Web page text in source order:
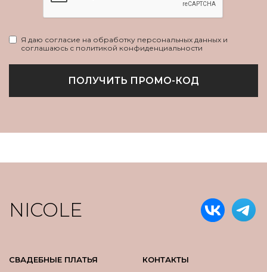
Я даю согласие на обработку персональных данных и
соглашаюсь с политикой конфиденциальности
ПОЛУЧИТЬ ПРОМО-КОД
NICOLE
СВАДЕБНЫЕ ПЛАТЬЯ
КОНТАКТЫ